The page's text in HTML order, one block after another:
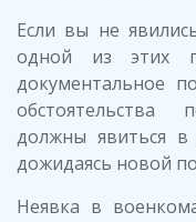
Если вы не
одной из этих
документальное
обстоятельства
должны явиться в
дожидаясь новой
Неявка в